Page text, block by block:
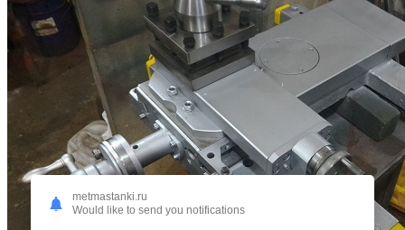
metmastanki.ru
Would like to send you notifications